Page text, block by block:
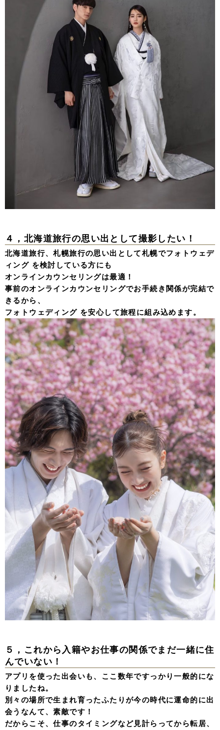
４，北海道旅行の思い出として撮影したい！
北海道旅行、札幌旅行の思い出として札幌でフォトウェデ
ィング を検討している方にも
オンラインカウンセリングは最適！
事前のオンラインカウンセリングでお手続き関係が完結で
きるから、
フォトウェディング を安心して旅程に組み込めます。
５，これから入籍やお仕事の関係でまだ一緒に住
んでいない！
アプリを使った出会いも、ここ数年ですっかり一般的にな
りましたね。
別々の場所で生まれ育ったふたりが今の時代に運命的に出
会うなんて、素敵です！
だからこそ、仕事のタイミングなど見計らってから転居、